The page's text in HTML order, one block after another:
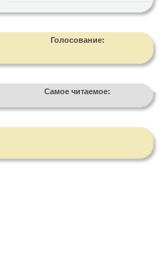
Голосование:
Самое читаемое: